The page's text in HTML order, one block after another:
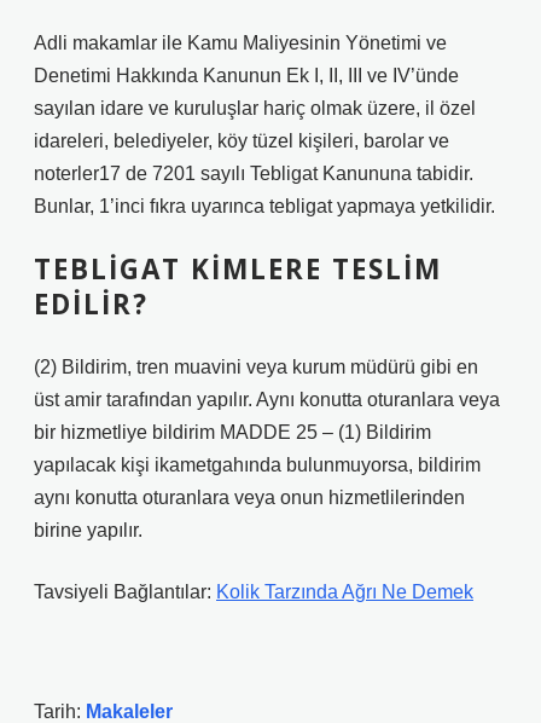
Adli makamlar ile Kamu Maliyesinin Yönetimi ve
Denetimi Hakkında Kanunun Ek I, II, III ve IV’ünde
sayılan idare ve kuruluşlar hariç olmak üzere, il özel
idareleri, belediyeler, köy tüzel kişileri, barolar ve
noterler17 de 7201 sayılı Tebligat Kanununa tabidir.
Bunlar, 1’inci fıkra uyarınca tebligat yapmaya yetkilidir.
TEBLIGAT KIMLERE TESLIM
EDILIR?
(2) Bildirim, tren muavini veya kurum müdürü gibi en
üst amir tarafından yapılır. Aynı konutta oturanlara veya
bir hizmetliye bildirim MADDE 25 – (1) Bildirim
yapılacak kişi ikametgahında bulunmuyorsa, bildirim
aynı konutta oturanlara veya onun hizmetlilerinden
birine yapılır.
Tavsiyeli Bağlantılar: Kolik Tarzında Ağrı Ne Demek
Tarih: Makaleler